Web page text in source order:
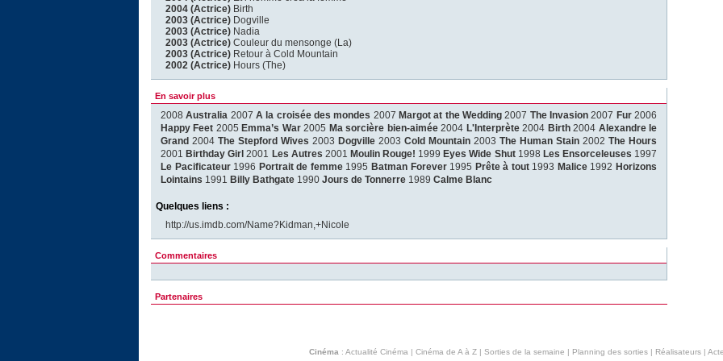
2004 (Actrice) Birth
2003 (Actrice) Dogville
2003 (Actrice) Nadia
2003 (Actrice) Couleur du mensonge (La)
2003 (Actrice) Retour à Cold Mountain
2002 (Actrice) Hours (The)
En savoir plus
2008Australia 2007A la croisée des mondes 2007 Margot at the Wedding 2007 The Invasion 2007 Fur2006
Happy Feet 2005 Emma’s War2005 Ma sorcière bien-aimée2004 L'Interprète2004 Birth2004 Alexandre le
Grand 2004 The Stepford Wives 2003 Dogville 2003 Cold Mountain 2003 The Human Stain 2002 The Hours
2001 Birthday Girl 2001 Les Autres 2001 Moulin Rouge! 1999 Eyes Wide Shut1998 Les Ensorceleuses 1997
Le Pacificateur1996 Portrait de femme1995 Batman Forever1995 Prête à tout1993 Malice1992 Horizons
Lointains 1991 Billy Bathgate 1990 Jours de Tonnerre 1989 Calme Blanc
Quelques liens :
http://us.imdb.com/Name?Kidman,+Nicole
Commentaires
Partenaires
Cinéma: Actualité Cinéma| Cinéma de A à Z| Sorties de la semaine Planning des sorties| Réalisateurs|